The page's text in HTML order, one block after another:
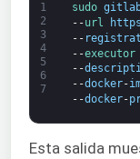
1
2
3
4
5
6
7
sudo
--url https
--
--executor
--
--docker-
--docker-
Esta salida